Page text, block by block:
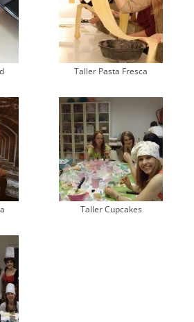
Taller Pasta Fresca
Taller Cupcakes